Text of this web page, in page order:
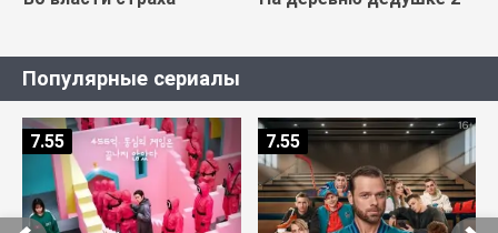
Популярные сериалы
7.55 7.55